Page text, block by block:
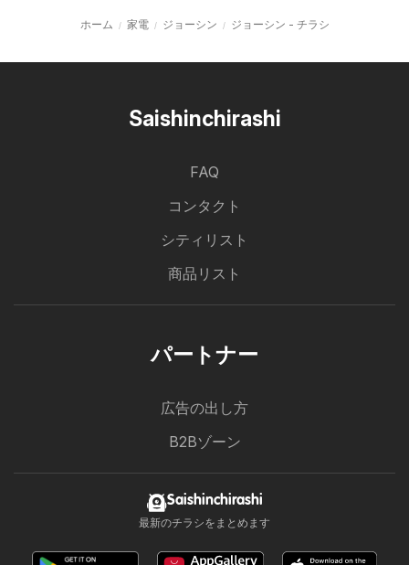
ホーム 家電 ジョーシン ジョーシン - チラシ
Saishinchirashi
FAQ
コンタクト
シティリスト
商品リスト
パートナー
広告の出し方
B2Bゾーン
Saishinchirashi
最新のチラシをまとめます